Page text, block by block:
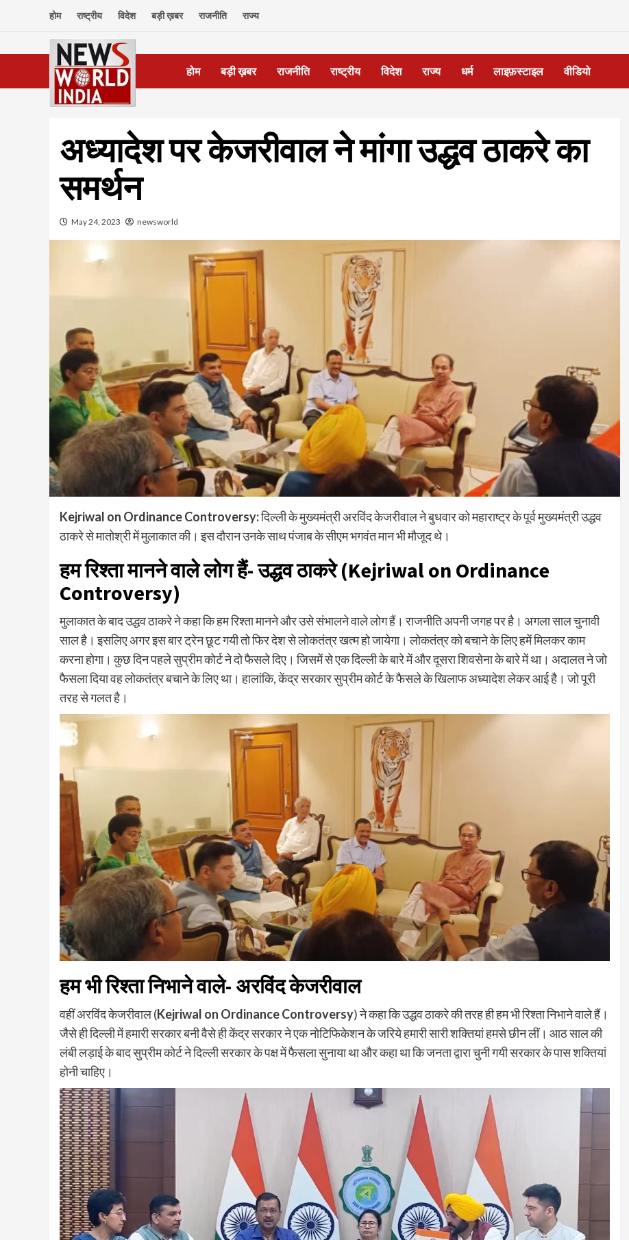
होम राष्ट्रीय विदेश बड़ी ख़बर राजनीति राज्य
होम बड़ी ख़बर राजनीति राष्ट्रीय विदेश राज्य धर्म लाइफ़स्टाइल वीडियो
अध्यादेश पर केजरीवाल ने मांगा उद्धव ठाकरे का
समर्थन
May 24, 2023 newsworld
Kejriwal on Ordinance Controversy:दिल्ली के मुख्यमंत्री अरविंद केजरीवाल ने बुधवार को महाराष्ट्र के पूर्व मुख्यमंत्री उद्धव
ठाकरे से मातोश्री में मुलाकात की। इस दौरान उनके साथ पंजाब के सीएम भगवंत मान भी मौजूद थे।
हम रिश्ता मानने वाले लोग हैं- उद्धव ठाकरे (Kejriwal on Ordinance
Controversy)
मुलाकात के बाद उद्धव ठाकरे ने कहा कि हम रिश्ता मानने और उसे संभालने वाले लोग हैं। राजनीति अपनी जगह पर है। अगला साल चुनावी
साल है। इसलिए अगर इस बार ट्रेन छूट गयी तो फिर देश से लोकतंत्र खत्म हो जायेगा। लोकतंत्र को बचाने के लिए हमें मिलकर काम
करना होगा। कुछ दिन पहले सुप्रीम कोर्ट ने दो फैसले दिए। जिसमें से एक दिल्ली के बारे में और दूसरा शिवसेना के बारे में था। अदालत ने जो
फैसला दिया वह लोकतंत्र बचाने के लिए था। हालांकि, केंद्र सरकार सुप्रीम कोर्ट के फैसले के खिलाफ अध्यादेश लेकर आई है। जो पूरी
तरह से गलत है।
हम भी रिश्ता निभाने वाले- अरविंद केजरीवाल
वहीं अरविंद केजरीवाल (Kejriwal on Ordinance Controversy) ने कहा कि उद्धव ठाकरे की तरह ही हम भी रिश्ता निभाने वाले हैं।
जैसे ही दिल्ली में हमारी सरकार बनी वैसे ही केंद्र सरकार ने एक नोटिफिकेशन के जरिये हमारी सारी शक्तियां हमसे छीन लीं। आठ साल की
लंबी लड़ाई के बाद सुप्रीम कोर्ट ने दिल्ली सरकार के पक्ष में फैसला सुनाया था और कहा था कि जनता द्वारा चुनी गयी सरकार के पास शक्तियां
होनी चाहिए।